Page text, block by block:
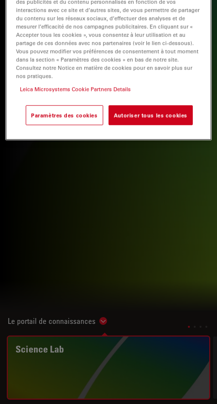
Le portail de connaissances Show subnavigation
Science Lab
des publicités et du contenu personnalisés en fonction de vos
interactions avec ce site et d’autres sites, de vous permettre de partager
du contenu sur les réseaux sociaux, d’effectuer des analyses et de
mesurer l’efficacité de nos campagnes publicitaires. En cliquant sur «
Accepter tous les cookies », vous consentez à leur utilisation et au
partage de ces données avec nos partenaires (voir le lien ci-dessous).
Vous pouvez modifier vos préférences de consentement à tout moment
dans la section « Paramètres des cookies » en bas de notre site.
Consultez notre Notice en matière de cookies pour en savoir plus sur
nos pratiques.
Leica Microsystems Cookie Partners Details
Paramètres des cookies Autoriser tous les cookies